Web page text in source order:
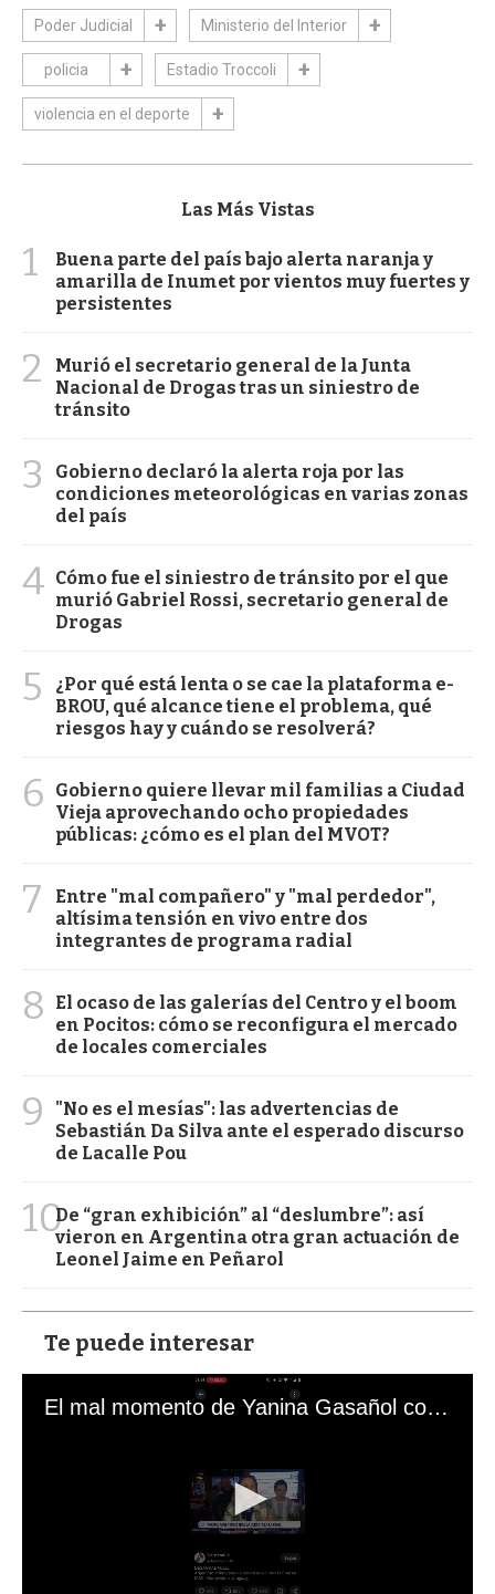
Poder Judicial Ministerio del Interior
policia Estadio Troccoli
violencia en el deporte
Las Más Vistas
1
Buena parte del país bajo alerta naranja y
amarilla de Inumet por vientos muy fuertes y
persistentes
2
Murió el secretario general de la Junta
Nacional de Drogas tras un siniestro de
tránsito
3
Gobierno declaró la alerta roja por las
condiciones meteorológicas en varias zonas
del país
4 Cómo fue el siniestro de tránsito por el que
murió Gabriel Rossi, secretario general de
Drogas
5
¿Por qué está lenta o se cae la plataforma e-
BROU, qué alcance tiene el problema, qué
riesgos hay y cuándo se resolverá?
6
Gobierno quiere llevar mil familias a Ciudad
Vieja aprovechando ocho propiedades
públicas: ¿cómo es el plan del MVOT?
7
Entre "mal compañero" y "mal perdedor",
altísima tensión en vivo entre dos
integrantes de programa radial
8
El ocaso de las galerías del Centro y el boom
en Pocitos: cómo se reconfigura el mercado
de locales comerciales
9
"No es el mesías": las advertencias de
Sebastián Da Silva ante el esperado discurso
de Lacalle Pou
10De “gran exhibición” al “deslumbre”: así
vieron en Argentina otra gran actuación de
Leonel Jaime en Peñarol
Te puede interesar
El mal momento de Yanina Gasañol con un hincha argentino en "Subrayado"